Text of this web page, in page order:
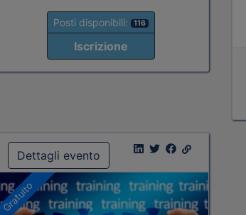
Posti disponibili: 116
Iscrizione
Dettagli evento
Gratuito